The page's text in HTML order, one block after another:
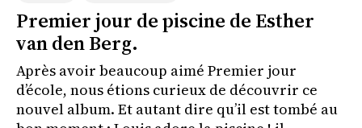
Premier jour de piscine de Esther
van den Berg.
Après avoir beaucoup aimé Premier jour
d’école, nous étions curieux de découvrir ce
nouvel album. Et autant dire qu’il est tombé au